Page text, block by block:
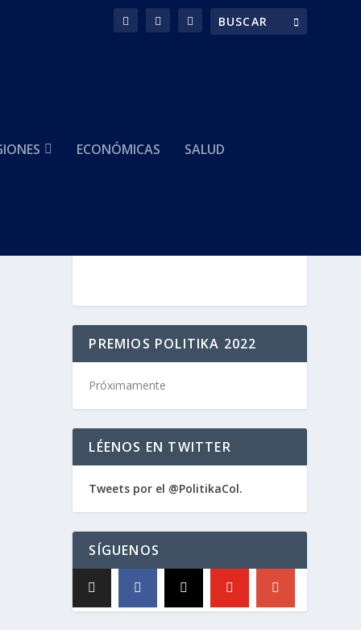
ECONÓMICAS SALUD
PREMIOS POLITIKA 2022
Próximamente
LÉENOS EN TWITTER
Tweets por el @PolitikaCol.
SÍGUENOS